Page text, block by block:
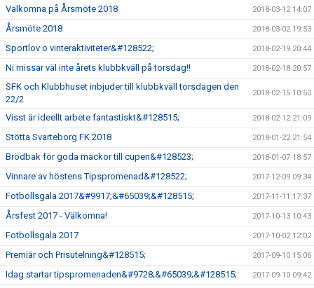
Välkomna på Årsmöte 2018 2018-03-12 14:07
Årsmöte 2018 2018-03-02 19:53
Sportlov o vinteraktiviteter&#128522; 2018-02-19 20:44
Ni missar väl inte årets klubbkväll på torsdag!! 2018-02-18 20:57
SFK och Klubbhuset inbjuder till klubbkväll torsdagen den
22/2
2018-02-15 10:50
Visst är ideellt arbete fantastiskt&#128515; 2018-02-12 21:09
Stötta Svarteborg FK 2018 2018-01-22 21:54
Brödbak för goda mackor till cupen&#128523; 2018-01-07 18:57
Vinnare av höstens Tipspromenad&#128522; 2017-12-09 09:34
Fotbollsgala 2017&#9917;&#65039;&#128515; 2017-11-11 17:37
Årsfest 2017 - Välkomna! 2017-10-13 10:43
Fotbollsgala 2017 2017-10-02 12:02
Premiär och Prisutelning&#128515; 2017-09-10 15:06
Idag startar tipspromenaden&#9728;&#65039;&#128515; 2017-09-10 09:42